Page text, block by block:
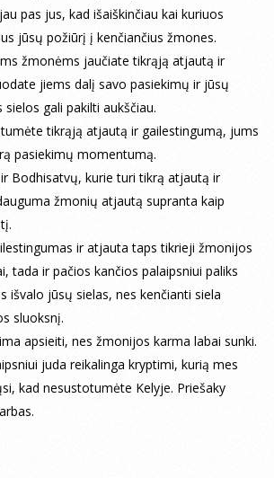
pas jus, kad išaiškinčiau kai kuriuos
jūsų požiūrį į kenčiančius žmones.
žmonėms jaučiate tikrąją atjautą ir
jiems dalį savo pasiekimų ir jūsų
gali pakilti aukščiau.
tikrąją atjautą ir gailestingumą, jums
pasiekimų momentumą.
Bodhisatvų, kurie turi tikrą atjautą ir
žmonių atjautą supranta kaip
ir atjauta taps tikrieji žmonijos
tada ir pačios kančios palaipsniui paliks
išvalo jūsų sielas, nes kenčianti siela
sluoksnį.
apsieiti, nes žmonijos karma labai sunki.
juda reikalinga kryptimi, kurią mes
kad nesustotumėte Kelyje. Priešaky